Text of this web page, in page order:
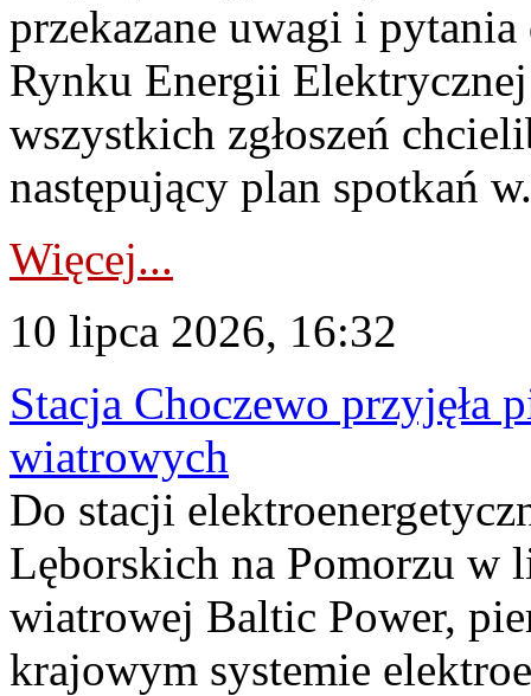
przekazane uwagi i
Rynku Energii
wszystkich zgłoszeń
następujący plan spotkań
Więcej...
10 lipca 2026, 16:32
Stacja Choczewo przyjęła
wiatrowych
Do stacji
Lęborskich na Pomorzu w
wiatrowej Baltic Power,
krajowym systemie